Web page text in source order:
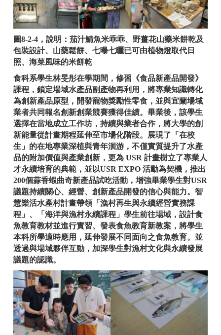
圖8-2-4，說明：茄汁鯖魚米乖乖、野薑花山藥米餅乾及
包裝設計、山藥鬆餅、七曝七曬已可由植物燈取代日
照、海菜風味的米餅乾
食科系學生林旻彤在學期間，修習《食品新產品開發》
課程，鎖定場域水產品副產物再利用，將專業知識轉化
為創新產品原型，開發寵物獎勵性零食，並與宜蘭場域
業者共同報名創新創業競賽獲得佳績。畢業後，該學生
選擇在當地成立工作坊，持續與業者合作，將大學的創
新能量從計畫期程延伸至市場化階段。展現了「在校
生」的在地專業深植與青年洄游，不僅實質提升了水產
品的附加價值與產業創新，更為 USR 計畫樹立了專業人
才永續培育的典範，並以USR EXPO 活動為契機，推出
200個蒜香蝦曲奇新產品試吃活動，增強畢業學生對USR
議題持續關心、經營、創新產品開發的信心與能力。 智
慧樂活水產村計畫帶領「漁村再生與永續經營實務課
程」、「海洋與漁村永續課程」學生前往場域，設計食
魚教育教材並進行實習、發表食魚教育新教案，將學生
本科所學適時應用，延伸發展不同面向之食魚教育。並
透過與場域夥伴互動，加深學生對漁村文化與永續發展
議題的認識。